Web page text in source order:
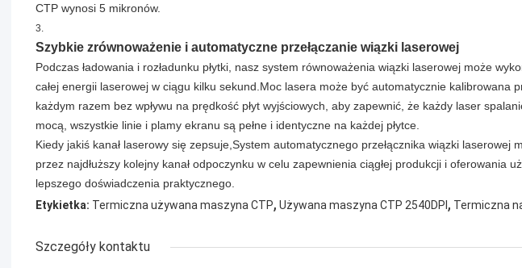
CTP wynosi 5 mikronów.
3.
Szybkie zrównoważenie i automatyczne przełączanie wiązki laserowej
Podczas ładowania i rozładunku płytki, nasz system równoważenia wiązki laserowej może
całej energii laserowej w ciągu kilku sekund.Moc lasera może być automatycznie kalibrowana
każdym razem bez wpływu na prędkość płyt wyjściowych, aby zapewnić, że każdy laser
mocą, wszystkie linie i plamy ekranu są pełne i identyczne na każdej płytce.
Kiedy jakiś kanał laserowy się zepsuje,System automatycznego przełącznika wiązki laserowej
przez najdłuższy kolejny kanał odpoczynku w celu zapewnienia ciągłej produkcji i oferowania
lepszego doświadczenia praktycznego.
Etykietka: Termiczna używana maszyna CTP, Używana maszyna CTP 2540DPI , Termiczna
Szczegóły kontaktu